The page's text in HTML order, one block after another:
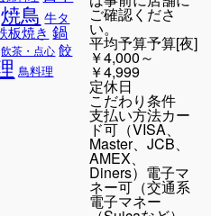
焼鳥 牛タ
板焼き 鍋
飲茶・点心 餃
鳥料理
ご確認くださ
い。
平均予算予算[夜]
￥4,000～
￥4,999
定休日
こだわり条件
支払い方法カー
ド可（VISA、
Master、JCB、
AMEX、
Diners）電子マ
ネー可（交通系
電子マネー